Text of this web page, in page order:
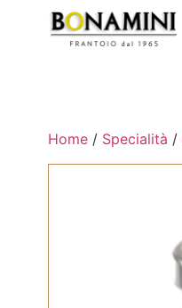
Home/ Specialità /